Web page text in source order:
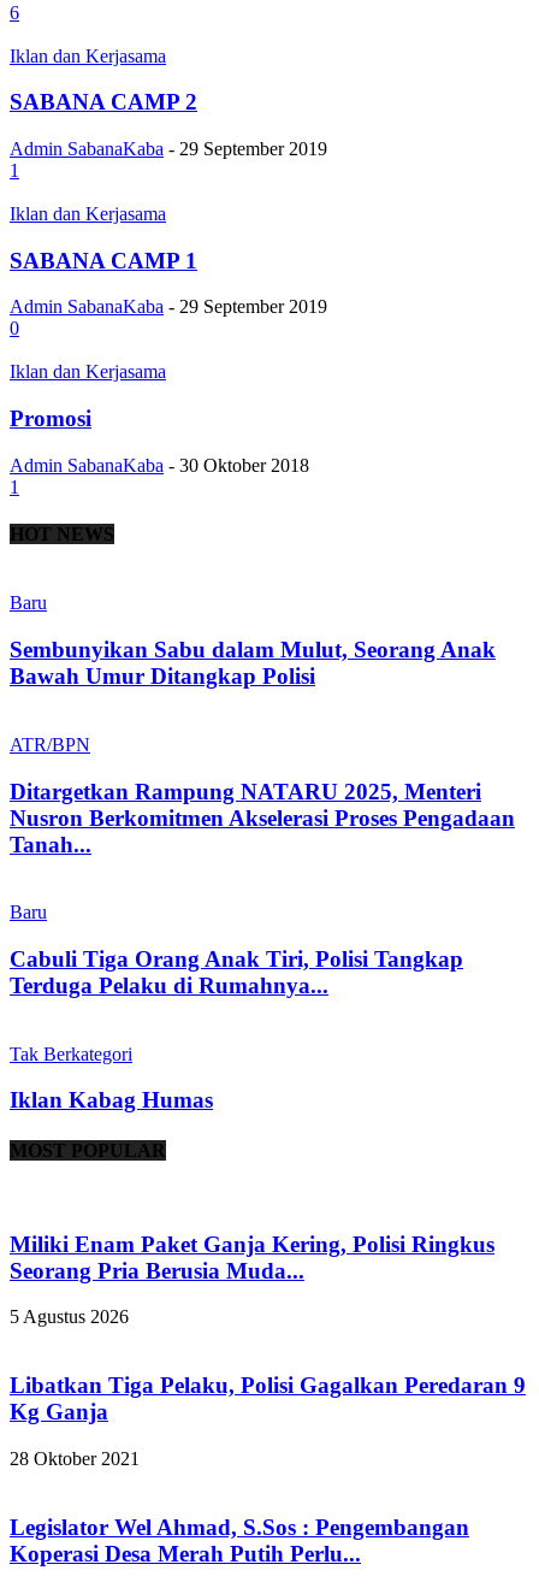
6
Iklan dan Kerjasama
SABANA CAMP 2
Admin SabanaKaba - 29 September 2019
1
Iklan dan Kerjasama
SABANA CAMP 1
Admin SabanaKaba - 29 September 2019
0
Iklan dan Kerjasama
Promosi
Admin SabanaKaba - 30 Oktober 2018
1
HOT NEWS
Baru
Sembunyikan Sabu dalam Mulut, Seorang Anak
Bawah Umur Ditangkap Polisi
ATR/BPN
Ditargetkan Rampung NATARU 2025, Menteri
Nusron Berkomitmen Akselerasi Proses Pengadaan
Tanah...
Baru
Cabuli Tiga Orang Anak Tiri, Polisi Tangkap
Terduga Pelaku di Rumahnya...
Tak Berkategori
Iklan Kabag Humas
MOST POPULAR
Miliki Enam Paket Ganja Kering, Polisi Ringkus
Seorang Pria Berusia Muda...
5 Agustus 2026
Libatkan Tiga Pelaku, Polisi Gagalkan Peredaran 9
Kg Ganja
28 Oktober 2021
Legislator Wel Ahmad, S.Sos : Pengembangan
Koperasi Desa Merah Putih Perlu...